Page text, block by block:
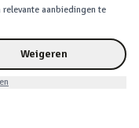
aanbiedingen te
Weigeren